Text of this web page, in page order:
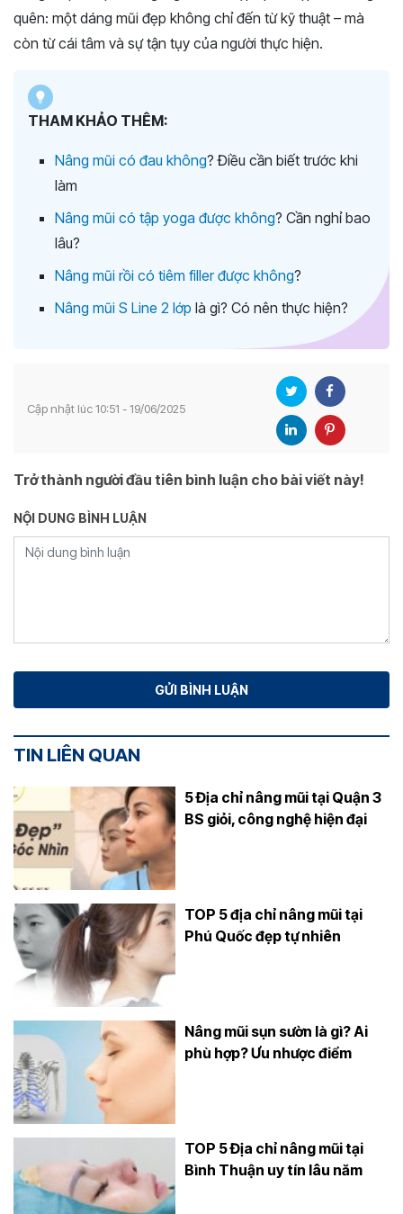
quên: một dáng mũi đẹp không chỉ đến từ kỹ thuật – mà
còn từ cái tâm và sự tận tụy của người thực hiện.
THAM KHẢO THÊM:
Nâng mũi có đau không? Điều cần biết trước khi
làm
Nâng mũi có tập yoga được không? Cần nghỉ bao
lâu?
Nâng mũi rồi có tiêm filler được không?
Nâng mũi S Line 2 lớp là gì? Có nên thực hiện?
Cập nhật lúc 10:51 - 19/06/2025
Trở thành người đầu tiên bình luận cho bài viết này!
NỘI DUNG BÌNH LUẬN
TIN LIÊN QUAN
5 Địa chỉ nâng mũi tại Quận 3
BS giỏi, công nghệ hiện đại
TOP 5 địa chỉ nâng mũi tại
Phú Quốc đẹp tự nhiên
Nâng mũi sụn sườn là gì? Ai
phù hợp? Ưu nhược điểm
TOP 5 Địa chỉ nâng mũi tại
Bình Thuận uy tín lâu năm